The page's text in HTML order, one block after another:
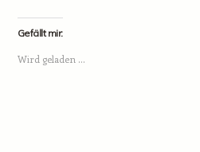
Gefällt mir:
Wird geladen …